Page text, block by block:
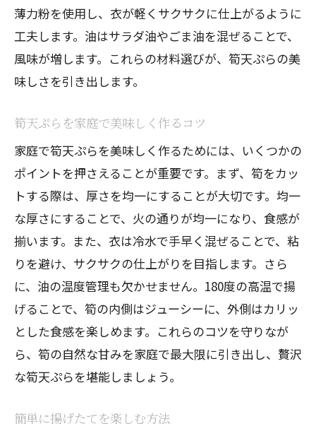
薄力粉を使用し、衣が軽くサクサクに仕上がるように
工夫します。油はサラダ油やごま油を混ぜることで、
風味が増します。これらの材料選びが、筍天ぷらの美
味しさを引き出します。
筍天ぷらを家庭で美味しく作るコツ
家庭で筍天ぷらを美味しく作るためには、いくつかの
ポイントを押さえることが重要です。まず、筍をカッ
トする際は、厚さを均一にすることが大切です。均一
な厚さにすることで、火の通りが均一になり、食感が
揃います。また、衣は冷水で手早く混ぜることで、粘
りを避け、サクサクの仕上がりを目指します。さら
に、油の温度管理も欠かせません。180度の高温で揚
げることで、筍の内側はジューシーに、外側はカリッ
とした食感を楽しめます。これらのコツを守りなが
ら、筍の自然な甘みを家庭で最大限に引き出し、贅沢
な筍天ぷらを堪能しましょう。
簡単に揚げたてを楽しむ方法